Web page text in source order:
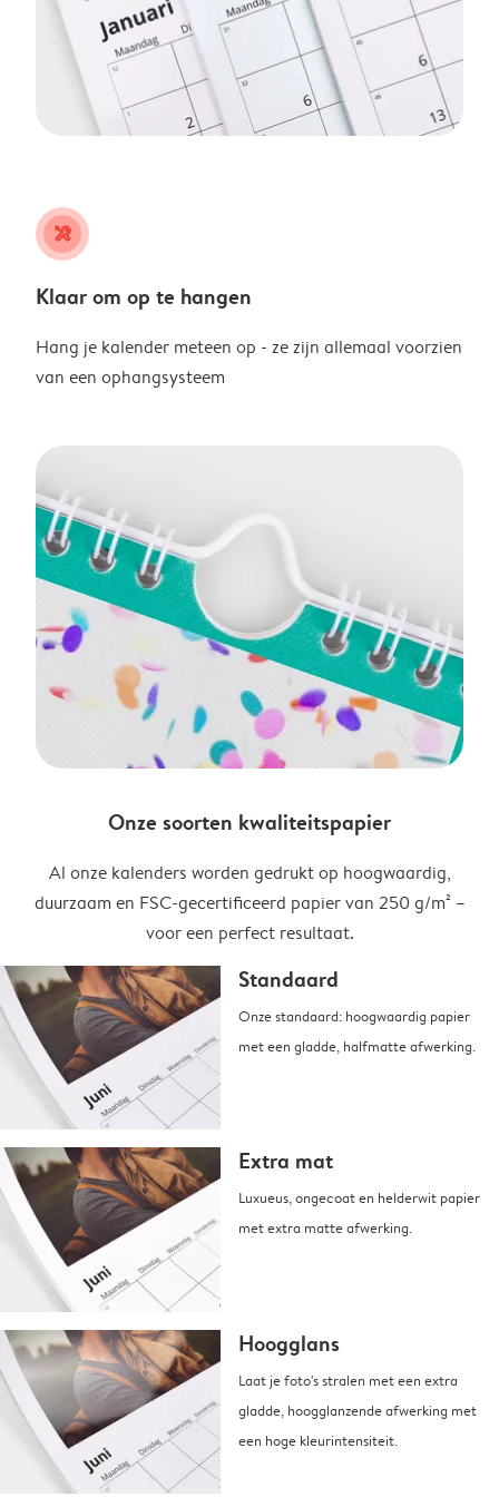
tools
Klaar om op te hangen
Hang je kalender meteen op - ze zijn allemaal voorzien
van een ophangsysteem
Onze soorten kwaliteitspapier
Al onze kalenders worden gedrukt op hoogwaardig,
duurzaam en FSC-gecertificeerd papier van 250 g/m² –
voor een perfect resultaat.
Standaard
Onze standaard: hoogwaardig papier
met een gladde, halfmatte afwerking.
Extra mat
Luxueus, ongecoat en helderwit papier
met extra matte afwerking.
Hoogglans
Laat je foto's stralen met een extra
gladde, hoogglanzende afwerking met
een hoge kleurintensiteit.